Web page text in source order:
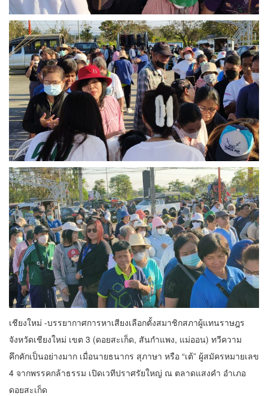
เชียงใหม่ -บรรยากาศการหาเสียงเลือกตั้งสมาชิกสภาผู้แทนราษฎร
จังหวัดเชียงใหม่ เขต 3 (ดอยสะเก็ด, สันกำแพง, แม่ออน) ทวีความ
คึกคักเป็นอย่างมาก เมื่อนายธนากร สุภาษา หรือ “เต้” ผู้สมัครหมายเลข
4 จากพรรคกล้าธรรม เปิดเวทีปราศรัยใหญ่ ณ ตลาดแสงคำ อำเภอ
ดอยสะเก็ด